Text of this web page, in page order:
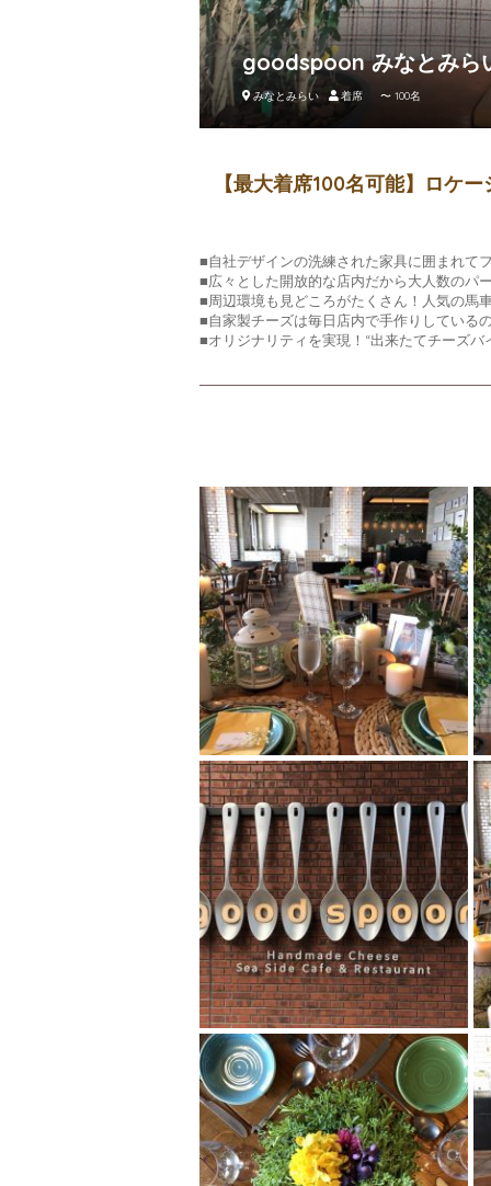
goodspoon みなとみら
みなとみらい 着席 〜 100名
【最大着席100名可能】ロケ
■自社デザインの洗練された家具に囲まれて
■広々とした開放的な店内だから大人数のパ
■周辺環境も見どころがたくさん！人気の馬
■自家製チーズは毎日店内で手作りしている
■オリジナリティを実現！“出来たてチーズバ